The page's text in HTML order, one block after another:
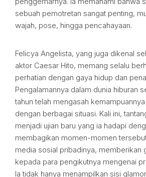
sebuah pemotretan sangat penting,
wajah, pose, hingga pencahayaan.
Felicya Angelista, yang juga dikenal
aktor Caesar Hito, memang selalu
perhatian dengan gaya hidup dan
Pengalamannya dalam dunia hiburan
tahun telah mengasah
dengan berbagai situasi. Kali ini,
menjadi ujian baru yang ia hadapi
membagikan momen-momen
media sosial pribadinya, memberikan
kepada para pengikutnya mengenai
Ia tidak hanya menampilkan sisi